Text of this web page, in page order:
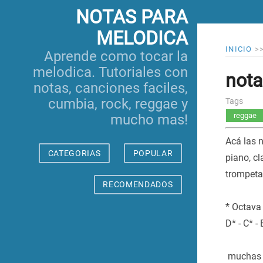
NOTAS PARA
MELODICA
Aprende como tocar la
melodica. Tutoriales con
notas, canciones faciles,
cumbia, rock, reggae y
mucho mas!
CATEGORIAS POPULAR
RECOMENDADOS
INICIO >>
Tags
reggae
Acá las
piano,
* Octava
D* - C* -